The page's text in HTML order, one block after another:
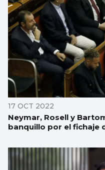
17 OCT 2022
Neymar, Rosell y
banquillo por el fichaje